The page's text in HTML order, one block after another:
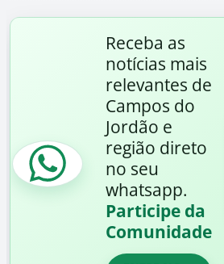
Receba as
notícias mais
relevantes de
Campos do
Jordão e
região direto
no seu
whatsapp.
Participe da
Comunidade